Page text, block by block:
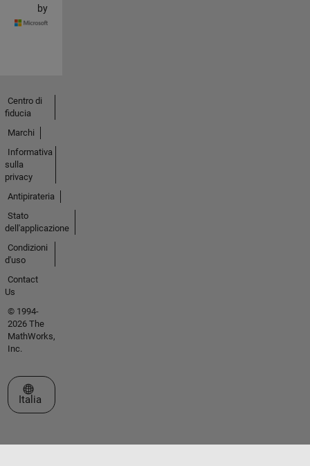
by
Centro di
fiducia
Marchi
Informativa
sulla
privacy
Antipirateria
Stato
dell'applicazione
Condizioni
d'uso
Contact
Us
© 1994-
2026 The
MathWorks,
Inc.
Seleziona un sito web
Italia